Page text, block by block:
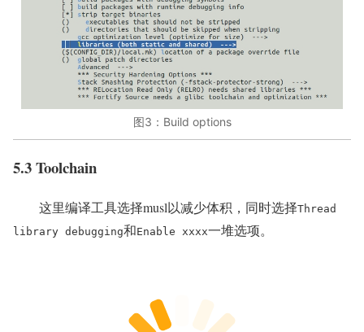
图3：Build options
5.3 Toolchain
这里编译工具选择musl以减少体积，同时选择Thread
library debugging和Enable xxxx一堆选项。